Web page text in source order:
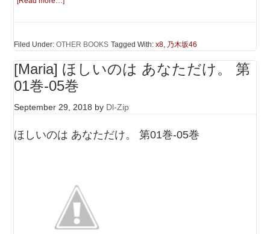
Filed Under:OTHER BOOKS Tagged With:x8, 乃木坂46
[Maria] ほしいのは あなただけ。 第
01巻-05巻
September 29, 2018 by Dl-Zip
ほしいのは あなただけ。 第01巻-05巻